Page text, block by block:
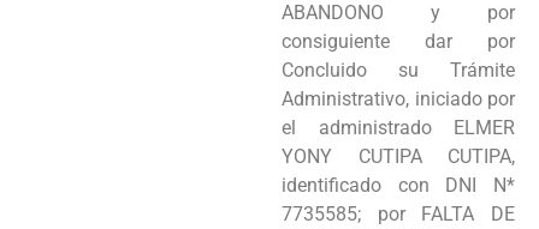
Programas
Intranet
ABANDONO y por
consiguiente dar por
Concluido su Trámite
Administrativo, iniciado por
el administrado ELMER
YONY CUTIPA CUTIPA,
identificado con DNI N*
7735585; por FALTA DE